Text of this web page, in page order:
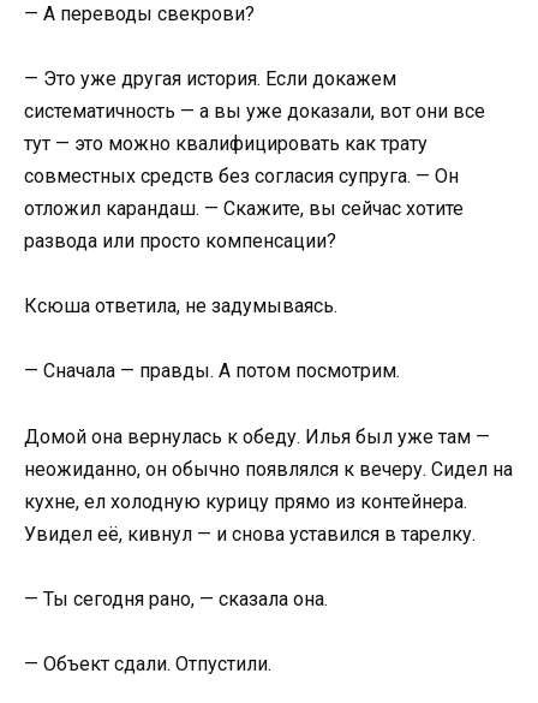
— А переводы свекрови?
— Это уже другая история. Если докажем
систематичность — а вы уже доказали, вот они все
тут — это можно квалифицировать как трату
совместных средств без согласия супруга. — Он
отложил карандаш. — Скажите, вы сейчас хотите
развода или просто компенсации?
Ксюша ответила, не задумываясь.
— Сначала — правды. А потом посмотрим.
Домой она вернулась к обеду. Илья был уже там —
неожиданно, он обычно появлялся к вечеру. Сидел на
кухне, ел холодную курицу прямо из контейнера.
Увидел её, кивнул — и снова уставился в тарелку.
— Ты сегодня рано, — сказала она.
— Объект сдали. Отпустили.